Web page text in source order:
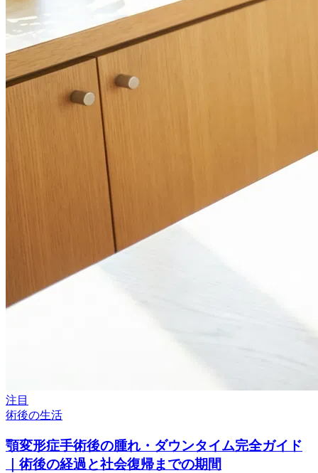
注目
術後の生活
顎変形症手術後の腫れ・ダウンタイム完全ガイド
｜術後の経過と社会復帰までの期間